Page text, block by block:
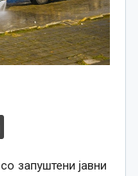
запуштени јавни